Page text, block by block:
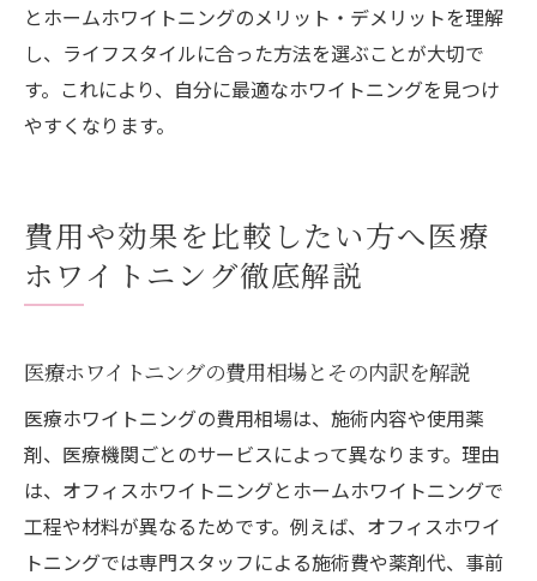
とホームホワイトニングのメリット・デメリットを理解
し、ライフスタイルに合った方法を選ぶことが大切で
す。これにより、自分に最適なホワイトニングを見つけ
やすくなります。
費用や効果を比較したい方へ医療
ホワイトニング徹底解説
医療ホワイトニングの費用相場とその内訳を解説
医療ホワイトニングの費用相場は、施術内容や使用薬
剤、医療機関ごとのサービスによって異なります。理由
は、オフィスホワイトニングとホームホワイトニングで
工程や材料が異なるためです。例えば、オフィスホワイ
トニングでは専門スタッフによる施術費や薬剤代、事前